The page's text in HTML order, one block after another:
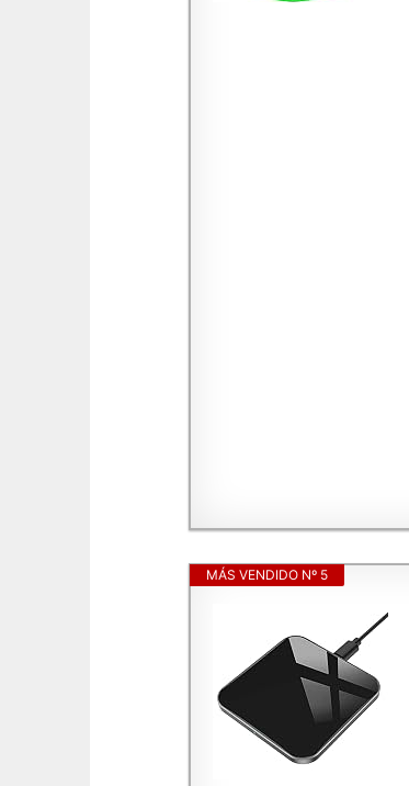
MÁS VENDIDO Nº 5